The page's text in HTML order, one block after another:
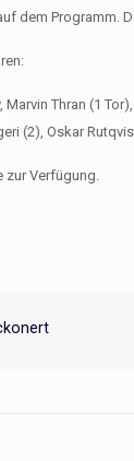
dem Programm.
Thran (1
(2), Oskar
zur Verfügung.